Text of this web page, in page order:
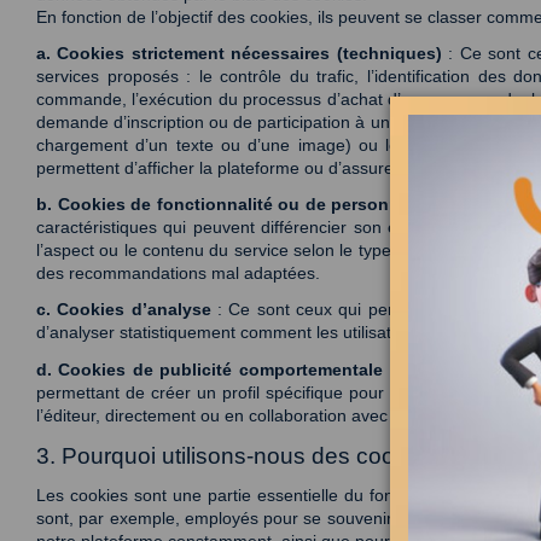
En fonction de l’objectif des cookies, ils peuvent se classer
a. Cookies strictement nécessaires (techniques) : Ce sont
services proposés : le contrôle du trafic, l’identification des
commande, l’exécution du processus d’achat d’une
demande d’inscription ou de participation à un événement, le
chargement d’un texte ou d’une image) ou le partage de
permettent d’afficher la plateforme ou d’assurer un service
b. Cookies de fonctionnalité ou de personnalisation
: Ces
caractéristiques qui peuvent différencier son expérience de
l’aspect ou le contenu du service selon le type de navigateur
des recommandations mal adaptées.
c. Cookies d’analyse : Ce sont ceux qui permettent de
d’analyser statistiquement comment les utilisateurs font usage
d. Cookies de publicité comportementale : Ce sont ceux qui
permettant de créer un profil spécifique pour montrer des
l’éditeur, directement ou en collaboration avec des tiers.
3. Pourquoi utilisons-nous des cookies sur notre
Les cookies sont une partie essentielle du fonctionnement de
sont, par exemple, employés pour se souvenir de vos